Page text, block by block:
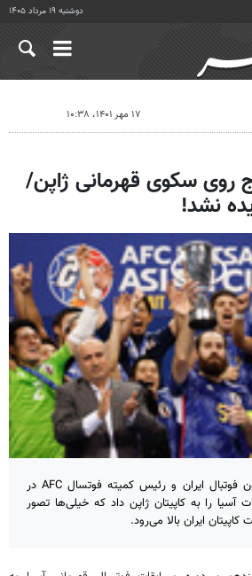
دوشنبه ۱۹ مرداد ۱۴۰۵
۱۷ مهر ۱۴۰۱، ۱۰:۳۸
سکوی قهرمانی ژاپن/
نشد!
مهدی تاج رئیس فدراسیون فوتبال ایران و رئیس کمیته فوتسال AFC در
آسیا را به کاپیتان ژاپن داد که خیلی‌ها تصور
ایران بالا می‌رود.